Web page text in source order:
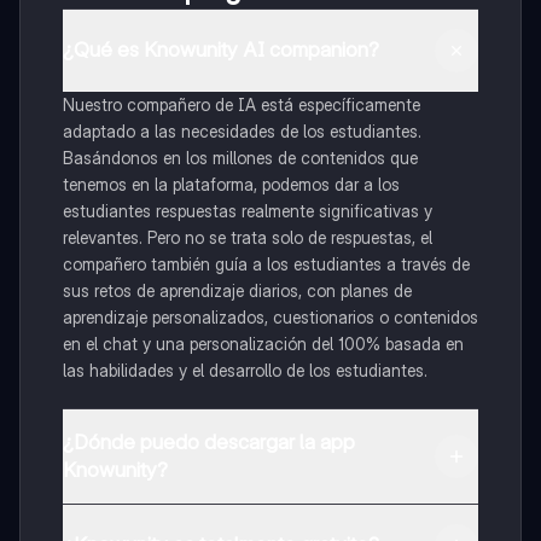
Nuestro compañero de IA está específicamente
adaptado a las necesidades de los estudiantes.
Basándonos en los millones de contenidos que
tenemos en la plataforma, podemos dar a los
estudiantes respuestas realmente significativas y
relevantes. Pero no se trata solo de respuestas, el
compañero también guía a los estudiantes a través de
sus retos de aprendizaje diarios, con planes de
aprendizaje personalizados, cuestionarios o contenidos
en el chat y una personalización del 100% basada en
las habilidades y el desarrollo de los estudiantes.